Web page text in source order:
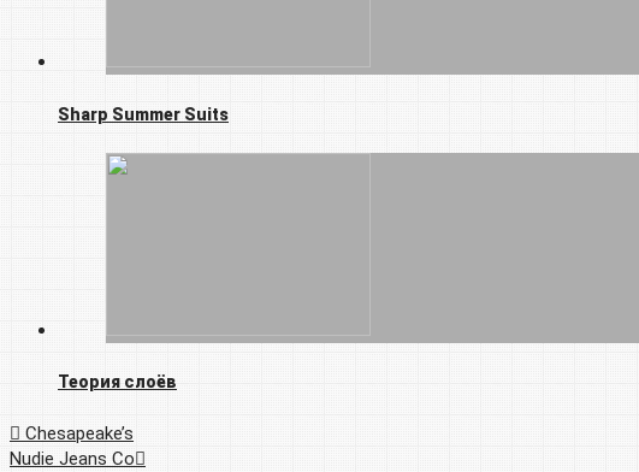
Sharp Summer Suits
Теория слоёв
Chesapeake’s
Nudie Jeans Co